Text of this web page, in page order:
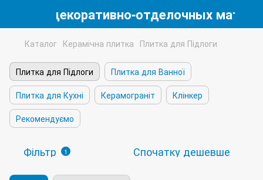
декоративно-отделочных
Каталог Керамічна плитка Плитка для Підлоги
Плитка для Підлоги
Плитка для Ванної
Плитка для Кухні
Керамограніт
Клінкер
Рекомендуємо
Фільтр 1 Спочатку дешевше